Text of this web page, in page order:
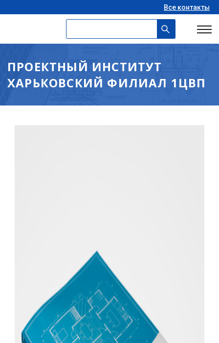
Все контакты
ПРОЕКТНЫЙ ИНСТИТУТ
ХАРЬКОВСКИЙ ФИЛИАЛ 1ЦВП